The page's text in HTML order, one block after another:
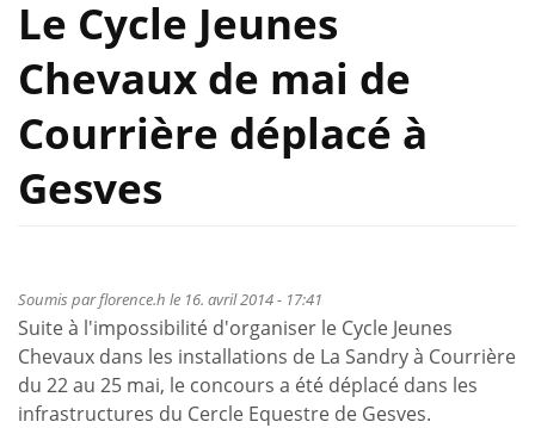
Le Cycle Jeunes
Chevaux de mai de
Courrière déplacé à
Gesves
Soumis parflorence.h le 16. avril 2014 - 17:41
Suite à l'impossibilité d'organiser le Cycle Jeunes
Chevaux dans les installations de La Sandry à Courrière
du 22 au 25 mai, le concours a été déplacé dans les
infrastructures du Cercle Equestre de Gesves.